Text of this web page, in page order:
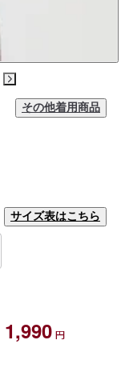
その他着用商品
サイズ表はこちら
1,990 円